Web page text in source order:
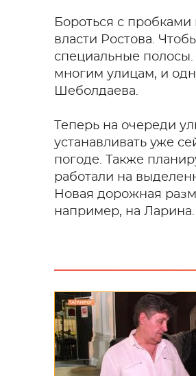
Бороться с
власти Ростова.
специальные
многим улицам, и
Шеболдаева.
Теперь на очереди
устанавливать уже
погоде. Также
работали на
Новая дорожная
например, на Ларина.